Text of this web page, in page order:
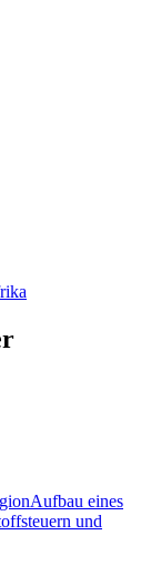
Aufbau eines
und